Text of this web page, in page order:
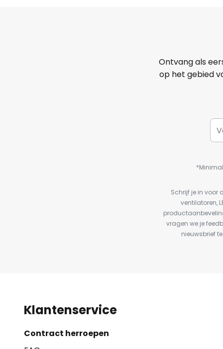
Ontvang als
op het gebied
Schrijf je in voor
ventilatoren,
vragen we je
nieuwsbrief
Klantenservice
Contract herroepen